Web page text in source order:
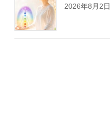
2026年8月2日